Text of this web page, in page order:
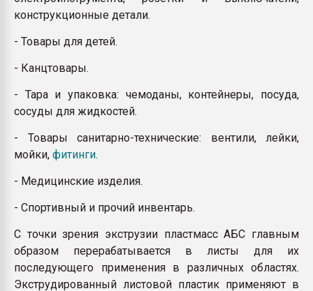
конструкционные детали.
- Товары для детей.
- Канцтовары.
- Тара и упаковка: чемоданы, контейнеры, посуда,
сосуды для жидкостей.
- Товары санитарно-технические: вентили, лейки,
мойки, фитинги.
- Медицинские изделия.
- Спортивный и прочий инвентарь.
С точки зрения экструзии пластмасс АБС главным
образом перерабатывается в листы для их
последующего применения в различных областях.
Экструдированный листовой пластик применяют в